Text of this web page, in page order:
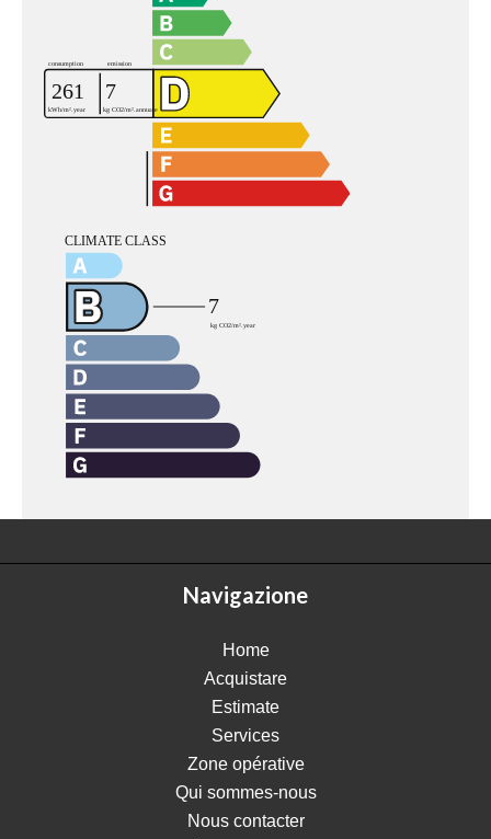
Navigazione
Home
Acquistare
Estimate
Services
Zone opérative
Qui sommes-nous
Nous contacter